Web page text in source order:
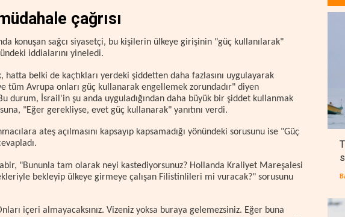
çağrısı
konuşan sağcı siyasetçi, bu kişilerin ülkeye girişinin "güç kullanılarak"
iddialarını yineledi.
belki de kaçtıkları yerdeki şiddetten daha fazlasını uygulayarak
tüm Avrupa onları güç kullanarak engellemek zorundadır" diyen
durum, İsrail'in şu anda uyguladığından daha büyük bir şiddet kullanmak
"Eğer gerekliyse, evet güç kullanarak" yanıtını verdi.
ateş açılmasını kapsayıp kapsamadığı yönündeki sorusunu ise "Güç
"Bununla tam olarak neyi kastediyorsunuz? Hollanda Kraliyet Mareşalesi
bekleyip ülkeye girmeye çalışan Filistinlileri mi vuracak?" sorusunu
içeri almayacaksınız. Vizeniz yoksa buraya gelemezsiniz. Eğer buna